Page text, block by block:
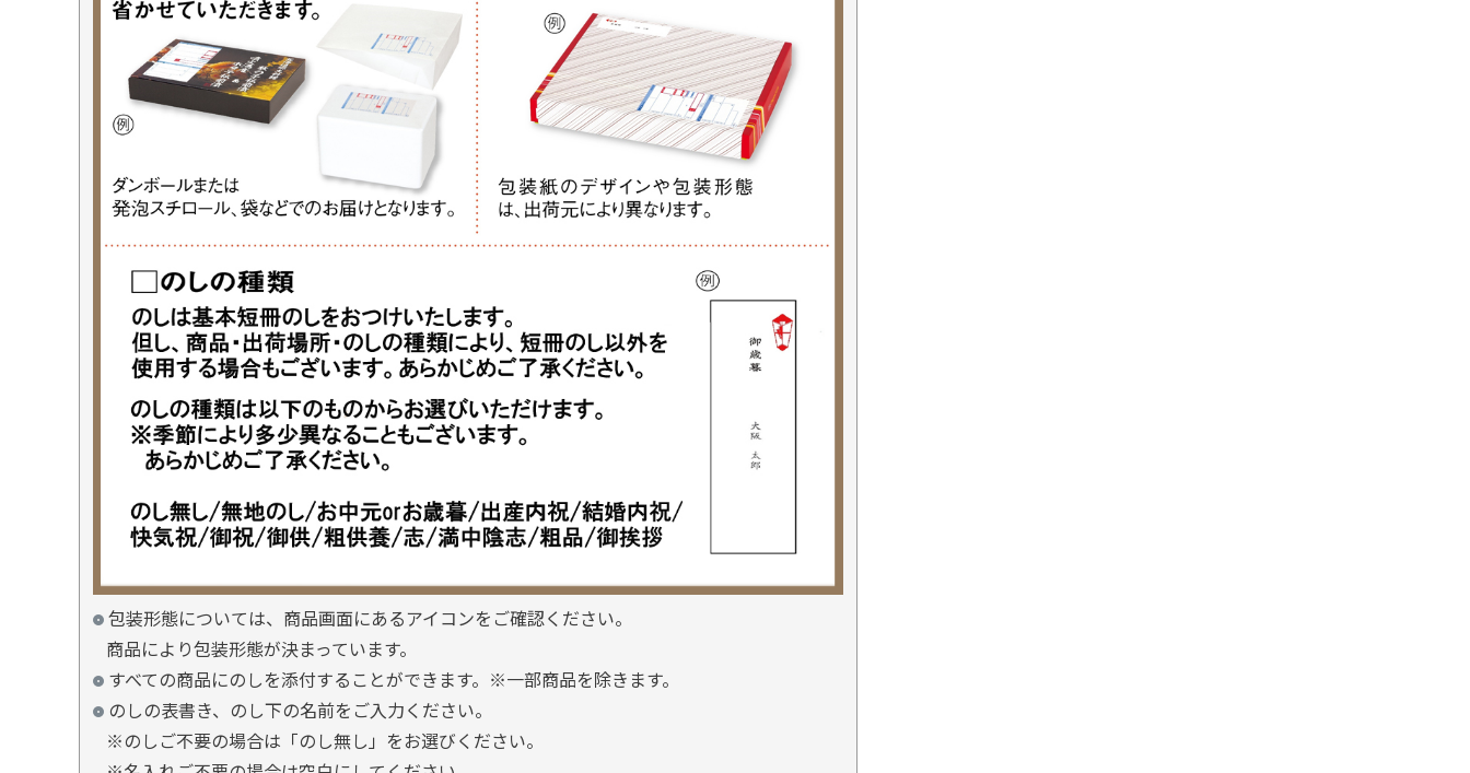
包装形態については、商品画面にあるアイコンをご確認ください。
商品により包装形態が決まっています。
すべての商品にのしを添付することができます。※一部商品を除きます。
のしの表書き、のし下の名前をご入力ください。
※のしご不要の場合は「のし無し」をお選びください。